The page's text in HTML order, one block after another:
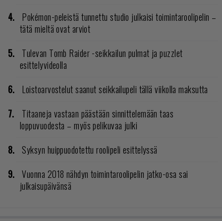
Pokémon-peleistä tunnettu studio julkaisi toimintaroolipelin –
tätä mieltä ovat arviot
Tulevan Tomb Raider -seikkailun pulmat ja puzzlet
esittelyvideolla
Loistoarvostelut saanut seikkailupeli tällä viikolla maksutta
Titaaneja vastaan päästään sinnittelemään taas
loppuvuodesta – myös pelikuvaa julki
Syksyn huippuodotettu roolipeli esittelyssä
Vuonna 2018 nähdyn toimintaroolipelin jatko-osa sai
julkaisupäivänsä